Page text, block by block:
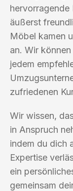
hervorragende
äußerst
Möbel kamen
an. Wir
jedem
zufriedenen
Wir wissen,
in Anspruch
indem du dich
Expertise
ein
gemeinsam